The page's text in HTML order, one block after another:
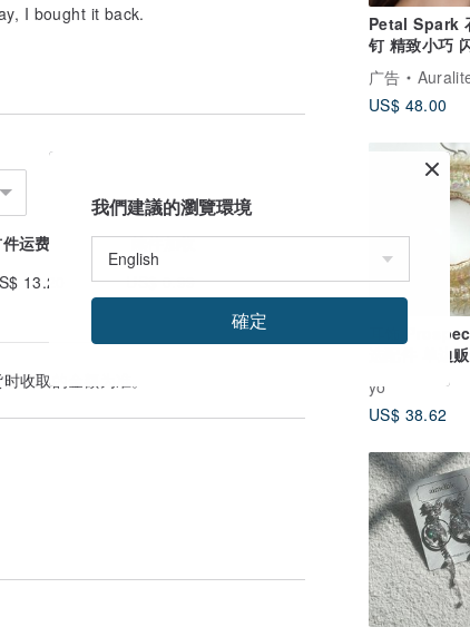
Petal Spark
钉 精致小巧
计 日常百搭
广告
US$ 48.00
耳饰
选配件 单边
yo
US$ 38.62
I bought it back.
运费
续件加收
13.20
US$ 0.99
收取的金额为准。
我們建議的瀏覽環境
確定